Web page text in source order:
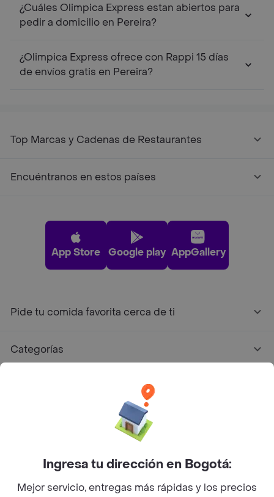
¿Cuáles Olimpica Express estan abiertos para
pedir a domicilio en Pereira?
¿Olimpica Express ofrece con Rappi 15 días
de envíos gratis en Pereira?
Top Marcas y Cadenas de Restaurantes
Encuéntranos en estos países
App Store Google play AppGallery
Pide tu comida favorita cerca de ti
Categorías
Facebook
Twitter
Instagram
©2026Rappi Inc. All rights reserved.
Ingresa tu dirección en Bogotá:
Mejor servicio, entregas más rápidas y los precios